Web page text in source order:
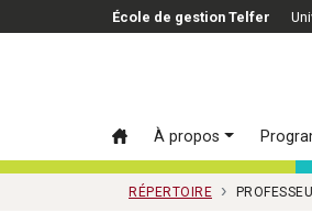
Passer au contenu principal
École de gestion Telfer
À propos
RÉPERTOIRE